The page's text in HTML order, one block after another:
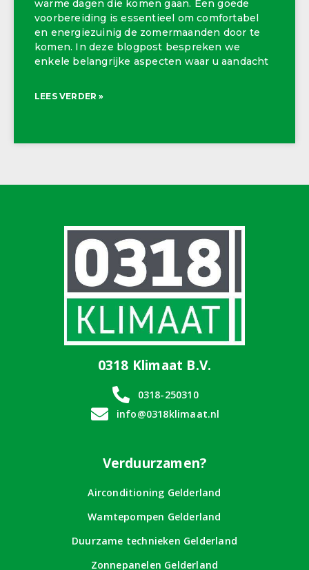
warme dagen die komen gaan. Een goede
voorbereiding is essentieel om comfortabel
en energiezuinig de zomermaanden door te
komen. In deze blogpost bespreken we
enkele belangrijke aspecten waar u aandacht
LEES VERDER »
0318 Klimaat B.V.
0318-250310
info@0318klimaat.nl
Verduurzamen?
Airconditioning Gelderland
Wamtepompen Gelderland
Duurzame technieken Gelderland
Zonnepanelen Gelderland